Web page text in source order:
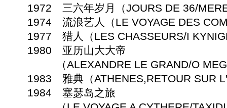
1972 三六年岁月（JOURS DE 36/
1974 流浪艺人（LE VOYAGE DES
1977 猎人（LES CHASSEURS/I
1980 亚历山大大帝
（ALEXANDRE LE GRAND/O
1983 雅典（ATHENES,RETOUR SUR
1984 塞瑟岛之旅